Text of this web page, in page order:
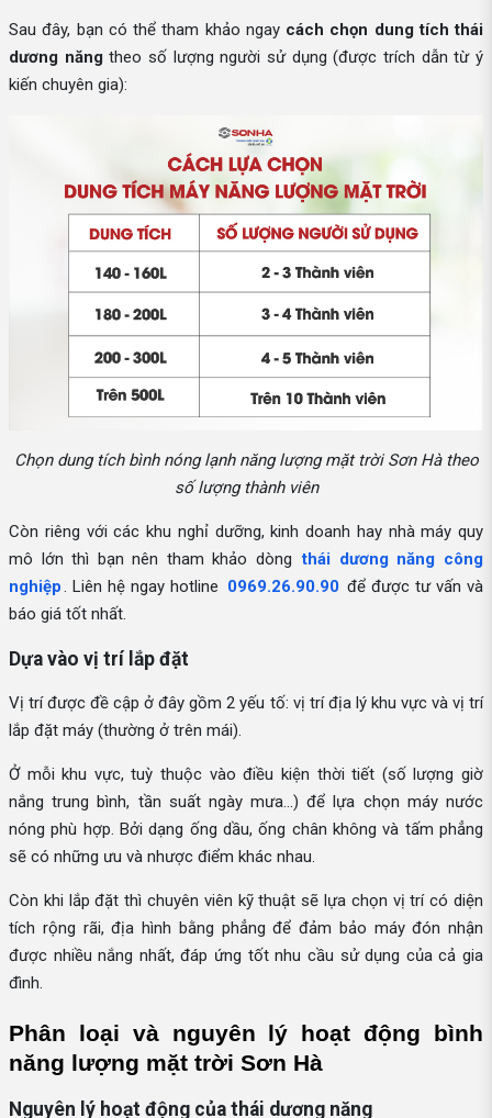
Sau đây, bạn có thể tham khảo ngay cách chọn dung tích thái
dương năngtheo số lượng người sử dụng (được trích dẫn từ ý
kiến chuyên gia):
Chọn dung tích bình nóng lạnh năng lượng mặt trời Sơn Hà theo
số lượng thành viên
Còn riêng với các khu nghỉ dưỡng, kinh doanh hay nhà máy quy
mô lớn thì bạn nên tham khảo dòng thái dương năng công
nghiệp. Liên hệ ngay hotline 0969.26.90.90 để được tư vấn và
báo giá tốt nhất.
Dựa vào vị trí lắp đặt
Vị trí được đề cập ở đây gồm 2 yếu tố: vị trí địa lý khu vực và vị trí
lắp đặt máy (thường ở trên mái).
Ở mỗi khu vực, tuỳ thuộc vào điều kiện thời tiết (số lượng giờ
nắng trung bình, tần suất ngày mưa...) để lựa chọn máy nước
nóng phù hợp. Bởi dạng ống dầu, ống chân không và tấm phẳng
sẽ có những ưu và nhược điểm khác nhau.
Còn khi lắp đặt thì chuyên viên kỹ thuật sẽ lựa chọn vị trí có diện
tích rộng rãi, địa hình bằng phẳng để đảm bảo máy đón nhận
được nhiều nắng nhất, đáp ứng tốt nhu cầu sử dụng của cả gia
đình.
Phân loại và nguyên lý hoạt động bình
năng lượng mặt trời Sơn Hà
Nguyên lý hoạt động của thái dương năng